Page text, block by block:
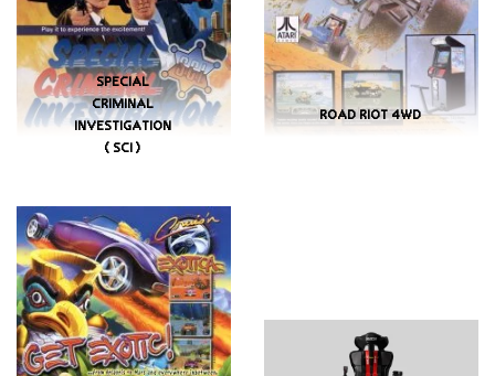
SPECIAL
CRIMINAL
INVESTIGATION
(SCI)
ROAD RIOT 4WD